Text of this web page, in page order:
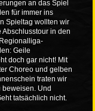
an das Spiel
für immer ins
Spieltag wollten wir
in den
Geile
doch gar nicht! Mit
Choreo und gelben
traten wir
Und
tatsächlich nicht.